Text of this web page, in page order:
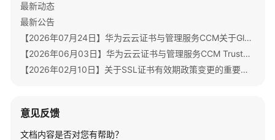
介
绍
计
费
快
速
最新动态
最新公告
【2026年07月24日】华为云云证书与管理服务CCM关于GlobalSign根证书体系迁移通知
【2026年06月03日】华为云云证书与管理服务CCM TrustAsia品牌证书停售通知
【2026年02月10日】关于SSL证书有效期政策变更的重要通知
意见反馈
文档内容是否对您有帮助？